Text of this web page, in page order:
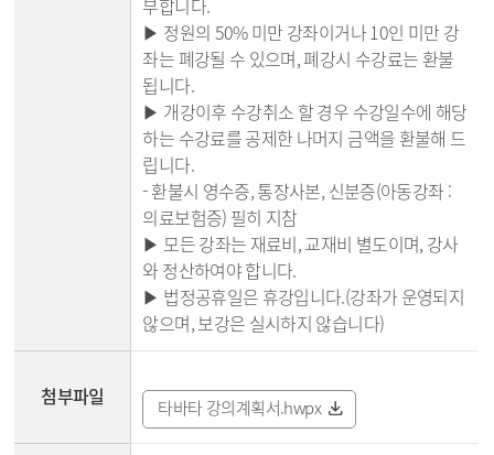
부합니다.
▶ 정원의 50% 미만 강좌이거나 10인 미만 강
좌는 폐강될 수 있으며, 폐강시 수강료는 환불
됩니다.
▶ 개강이후 수강취소 할 경우 수강일수에 해당
하는 수강료를 공제한 나머지 금액을 환불해 드
립니다.
- 환불시 영수증, 통장사본, 신분증(아동강좌 :
의료보험증) 필히 지참
▶ 모든 강좌는 재료비, 교재비 별도이며, 강사
와 정산하여야 합니다.
▶ 법정공휴일은 휴강입니다.(강좌가 운영되지
않으며, 보강은 실시하지 않습니다)
첨부파일 타바타 강의계획서.hwpx